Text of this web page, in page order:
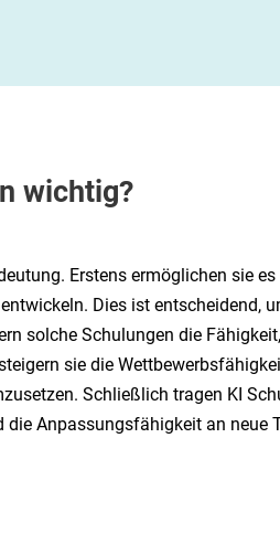
wichtig?
Erstens ermöglichen sie
Dies ist entscheidend,
solche Schulungen die
sie die
Schließlich tragen KI
Anpassungsfähigkeit an neue